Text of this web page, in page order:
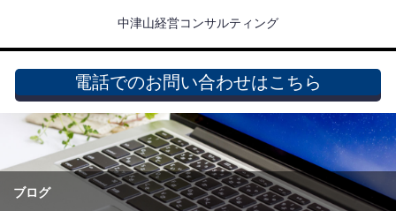
中津山経営コンサルティング
電話でのお問い合わせはこちら
ブログ